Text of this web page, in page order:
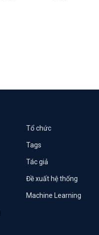
Tổ chức
Tags
Tác giả
Đề xuất hệ thống
Machine Learning